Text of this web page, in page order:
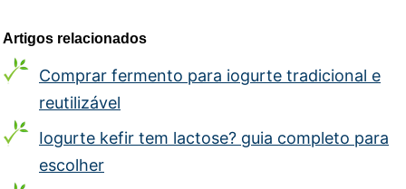
Artigos relacionados
Comprar fermento para iogurte tradicional e
reutilizável
Iogurte kefir tem lactose? guia completo para
escolher